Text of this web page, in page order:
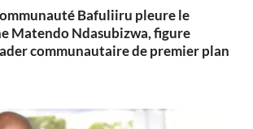
Bafuliiru pleure le
Matendo Ndasubizwa, figure
communautaire de premier plan